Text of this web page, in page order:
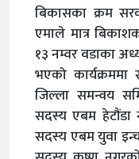
बिकासका क्रम
एमाले मात्र
१३ नम्वर वडाका
भएको
जिल्ला समन्वय
सदस्य एबम हेटौंडा
सदस्य एबम युवा